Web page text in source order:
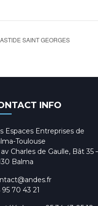
SAINT GEORGES
INFO
Espaces Entreprises de
Toulouse
Charles de Gaulle, Bât 35
Balma
95 70 43 21